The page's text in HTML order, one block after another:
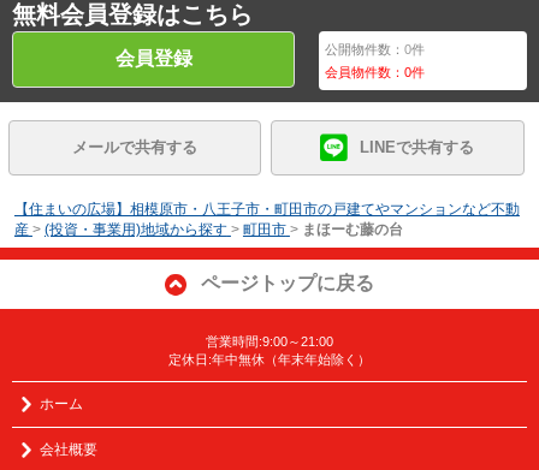
無料会員登録はこちら
会員登録 公開物件数：0件
会員物件数：0件
メールで共有する LINEで共有する
【住まいの広場】相模原市・八王子市・町田市の戸建てやマンションなど不動
産 > (投資・事業用)地域から探す > 町田市 > まほーむ藤の台
ページトップに戻る
営業時間:9:00～21:00
定休日:年中無休（年末年始除く）
ホーム
会社概要